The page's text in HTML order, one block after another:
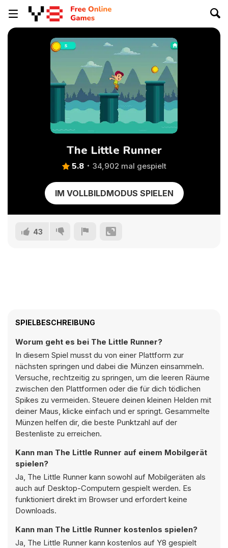
The Little Runner
5.8 34,902 mal gespielt
IM VOLLBILDMODUS SPIELEN
43
SPIELBESCHREIBUNG
Worum geht es bei The Little Runner?
In diesem Spiel musst du von einer Plattform zur
nächsten springen und dabei die Münzen einsammeln.
Versuche, rechtzeitig zu springen, um die leeren Räume
zwischen den Plattformen oder die für dich tödlichen
Spikes zu vermeiden. Steuere deinen kleinen Helden mit
deiner Maus, klicke einfach und er springt. Gesammelte
Münzen helfen dir, die beste Punktzahl auf der
Bestenliste zu erreichen.
Kann man The Little Runner auf einem Mobilgerät
spielen?
Ja, The Little Runner kann sowohl auf Mobilgeräten als
auch auf Desktop-Computern gespielt werden. Es
funktioniert direkt im Browser und erfordert keine
Downloads.
Kann man The Little Runner kostenlos spielen?
Ja, The Little Runner kann kostenlos auf Y8 gespielt